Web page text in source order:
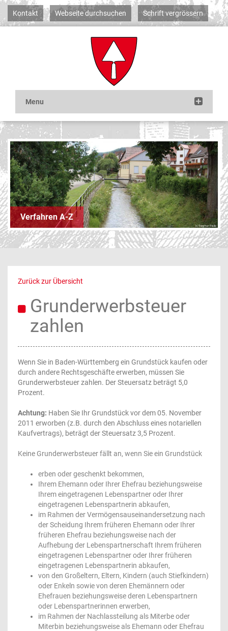
Kontakt Webseite durchsuchen Schrift vergrössern
Verfahren A-Z
Zurück zur Übersicht
Grunderwerbsteuer
zahlen
Wenn Sie in Baden-Württemberg ein Grundstück kaufen oder
durch andere Rechtsgeschäfte erwerben, müssen Sie
Grunderwerbsteuer zahlen. Der Steuersatz beträgt 5,0
Prozent.
Achtung: Haben Sie Ihr Grundstück vor dem 05. November
2011 erworben (z.B. durch den Abschluss eines notariellen
Kaufvertrags), beträgt der Steuersatz 3,5 Prozent.
Keine Grunderwerbsteuer fällt an, wenn Sie ein Grundstück
erben oder geschenkt bekommen,
Ihrem Ehemann oder Ihrer Ehefrau beziehungsweise
Ihrem eingetragenen Lebenspartner oder Ihrer
eingetragenen Lebenspartnerin abkaufen,
im Rahmen der Vermögensauseinandersetzung nach
der Scheidung Ihrem früheren Ehemann oder Ihrer
früheren Ehefrau beziehungsweise nach der
Aufhebung der Lebenspartnerschaft Ihrem früheren
eingetragenen Lebenspartner oder Ihrer früheren
eingetragenen Lebenspartnerin abkaufen,
von den Großeltern, Eltern, Kindern (auch Stiefkindern)
oder Enkeln sowie von deren Ehemännern oder
Ehefrauen beziehungsweise deren Lebenspartnern
oder Lebenspartnerinnen erwerben,
im Rahmen der Nachlassteilung als Miterbe oder
Miterbin beziehungsweise als Ehemann oder Ehefrau